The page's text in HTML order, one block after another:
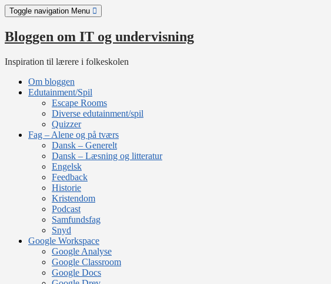
Skip
to
content
Toggle navigation Menu
Bloggen om IT og undervisning
Inspiration til lærere i folkeskolen
Om bloggen
Edutainment/Spil
Escape Rooms
Diverse edutainment/spil
Quizzer
Fag – Alene og på tværs
Dansk – Generelt
Dansk – Læsning og litteratur
Engelsk
Feedback
Historie
Kristendom
Podcast
Samfundsfag
Snyd
Google Workspace
Google Analyse
Google Classroom
Google Docs